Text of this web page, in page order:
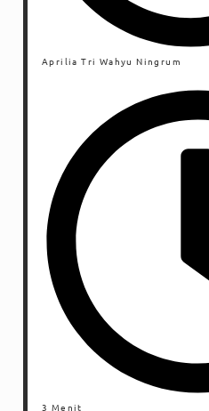
Aprilia Tri Wahyu Ningrum
3 Menit